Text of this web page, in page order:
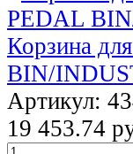
Корзина
BIN/
Артикул:
19 453.74